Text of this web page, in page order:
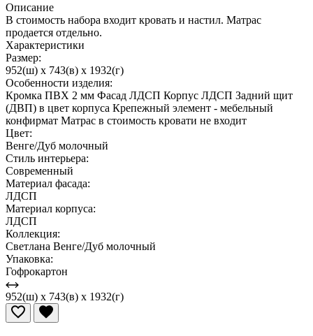
Описание
В стоимость набора входит кровать и настил. Матрас
продается отдельно.
Характеристики
Размер:
952(ш) x 743(в) x 1932(г)
Особенности изделия:
Кромка ПВХ 2 мм Фасад ЛДСП Корпус ЛДСП Задний щит
(ДВП) в цвет корпуса Крепежный элемент - мебельный
конфирмат Матрас в стоимость кровати не входит
Цвет:
Венге/Дуб молочный
Стиль интерьера:
Современный
Материал фасада:
ЛДСП
Материал корпуса:
ЛДСП
Коллекция:
Светлана Венге/Дуб молочный
Упаковка:
Гофрокартон
952(ш) x 743(в) x 1932(г)